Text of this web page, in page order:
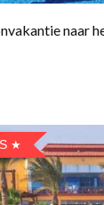
naar